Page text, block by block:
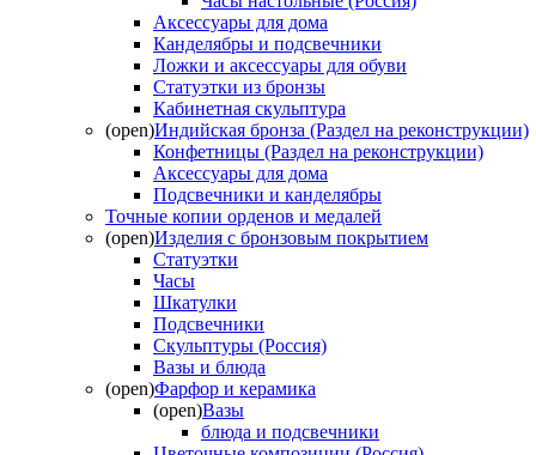
Аксессуары для дома
Канделябры и подсвечники
Ложки и аксессуары для обуви
Статуэтки из бронзы
Кабинетная скульптура
(open)Индийская бронза (Раздел на реконструкции)
Конфетницы (Раздел на реконструкции)
Аксессуары для дома
Подсвечники и канделябры
Точные копии орденов и медалей
(open)Изделия с бронзовым покрытием
Статуэтки
Часы
Шкатулки
Подсвечники
Скульптуры (Россия)
Вазы и блюда
(open)Фарфор и керамика
(open)Вазы
блюда и подсвечники